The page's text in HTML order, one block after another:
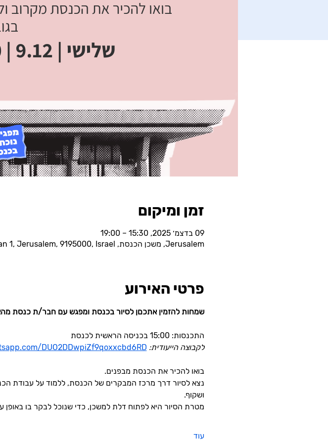
זמן ומיקום
09 בדצמ׳ 2025, 15:30 – 19:00
Jerusalem, משכן הכנסת, Eliezer Kaplan 1, Jerusalem, 9195000, Israel
פרטי האירוע
שמחות להזמין אתכםן לסיור בכנסת ומפגש עם חבר/ת כנסת
התכנסות: 15:00 בכניסה הראשית לכנסת
לקבוצה הייעודית: DUO2DDwpiZf9qoxxcbd6RD
בואו להכיר את הכנסת מבפנים.
נצא לסיור דרך מרכז המבקרים של הכנסת, ללמוד על עבודת
ושקוף.
מטרת הסיור היא לפתוח דלת למשכן, כדי שנוכל לבקר בו
עוד